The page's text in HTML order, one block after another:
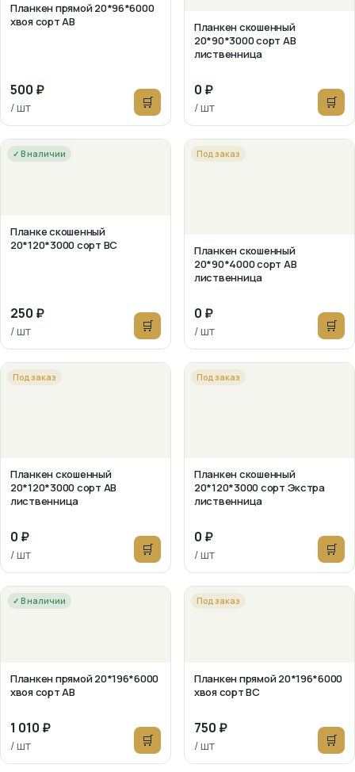
Планкен прямой 20*96*6000
хвоя сорт АВ
500 ₽
/ шт 🛒
Планкен скошенный
20*90*3000 сорт АВ
лиственница
0 ₽
/ шт 🛒
✓ В наличии
Планке скошенный
20*120*3000 сорт ВС
250 ₽
/ шт 🛒
Под заказ
Планкен скошенный
20*90*4000 сорт АВ
лиственница
0 ₽
/ шт 🛒
Под заказ
Планкен скошенный
20*120*3000 сорт АВ
лиственница
0 ₽
/ шт 🛒
Под заказ
Планкен скошенный
20*120*3000 сорт Экстра
лиственница
0 ₽
/ шт 🛒
✓ В наличии
Планкен прямой 20*196*6000
хвоя сорт АВ
1 010 ₽
/ шт 🛒
Под заказ
Планкен прямой 20*196*6000
хвоя сорт ВС
750 ₽
/ шт 🛒